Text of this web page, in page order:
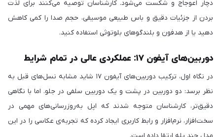
دچار اعوجاج و شکست می‌شود. کارشناسان توصیه می‌کنند برای لذت
بردن از جزئیات دقیق و باس طبیعی موسیقی، حجم صدا را کمی کاهش
دهید یا از هدفون و بلندگوهای بلوتوثی استفاده کنید.
دوربین‌های آیفون ۱۷: عملکردی عالی در تمام شرایط
در نگاه اول، ترکیب دوربین‌های آیفون ۱۷ شاید مشابه نسل‌های قبل به
نظر برسد: دو دوربین در پشت و یک دوربین سلفی در جلو. اما با نگاهی
دقیق‌تر، کارشناسان متوجه شدند که اپل به‌روزرسانی‌های مهمی در
سخت‌افزار، نرم‌افزار و رابط کاربری ایجاد کرده که تجربه‌ی عکاسی را در این